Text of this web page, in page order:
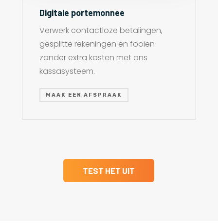
Digitale portemonnee
Verwerk contactloze betalingen,
gesplitte rekeningen en fooien
zonder extra kosten met ons
kassasysteem.
MAAK EEN AFSPRAAK
TEST HET UIT